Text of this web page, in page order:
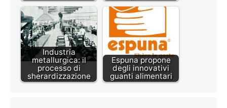
Industria
metallurgica: il
processo di
sherardizzazione
Espuna propone
degli innovativi
guanti alimentari